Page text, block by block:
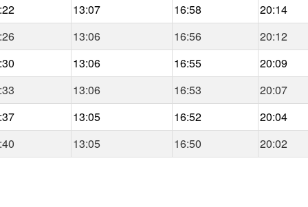
13:07 16:58
20:14
13:06 16:56
20:12
13:06 16:55
20:09
13:06 16:53
20:07
13:05 16:52
20:04
13:05 16:50 20:02